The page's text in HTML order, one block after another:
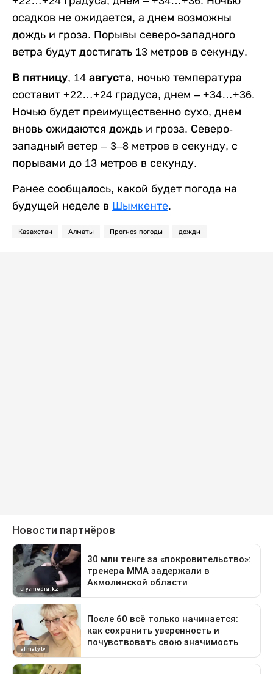
осадков не ожидается, а днем возможны
дождь и гроза. Порывы северо-западного
ветра будут достигать 13 метров в секунду.
В пятницу, 14 августа, ночью температура
составит +22…+24 градуса, днем – +34…+36.
Ночью будет преимущественно сухо, днем
вновь ожидаются дождь и гроза. Северо-
западный ветер – 3–8 метров в секунду, с
порывами до 13 метров в секунду.
Ранее сообщалось, какой будет погода на
будущей неделе в Шымкенте.
Казахстан Алматы Прогноз погоды дожди